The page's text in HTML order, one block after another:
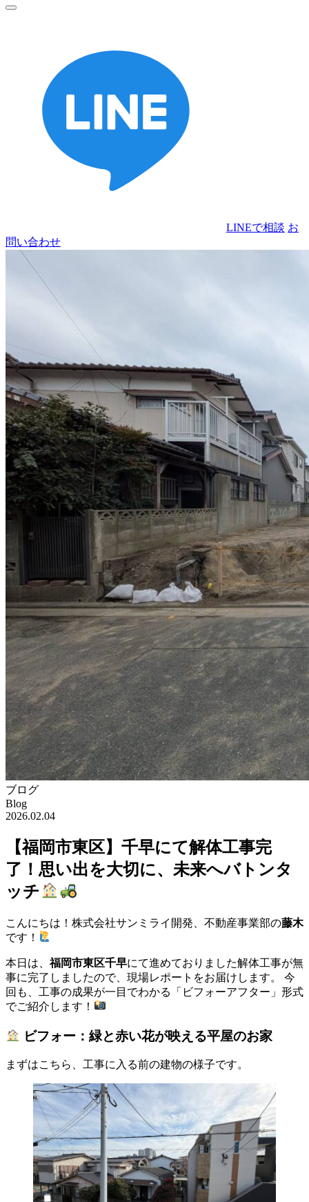
LINEで相談 お
問い合わせ
ブログ
Blog
2026.02.04
【福岡市東区】千早にて解体工事完
了！思い出を大切に、未来へバトンタ
ッチ
こんにちは！株式会社サンミライ開発、不動産事業部の藤木
です！
本日は、福岡市東区千早にて進めておりました解体工事が無
事に完了しましたので、現場レポートをお届けします。 今
回も、工事の成果が一目でわかる「ビフォーアフター」形式
でご紹介します！
ビフォー：緑と赤い花が映える平屋のお家
まずはこちら、工事に入る前の建物の様子です。